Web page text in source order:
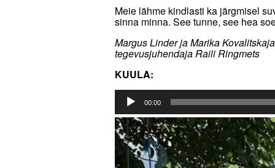
Meie lähme kindlasti ka järgmisel
sinna minna. See tunne, see hea
Margus Linder ja Marika
tegevusjuhendaja Raili Ringmets
KUULA:
Audioesitaja
00:00